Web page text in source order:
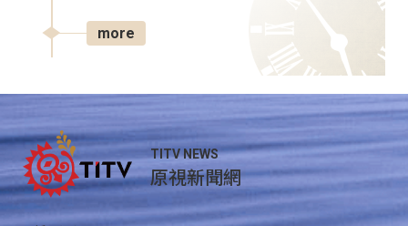
more
TITV NEWS
原視新聞網